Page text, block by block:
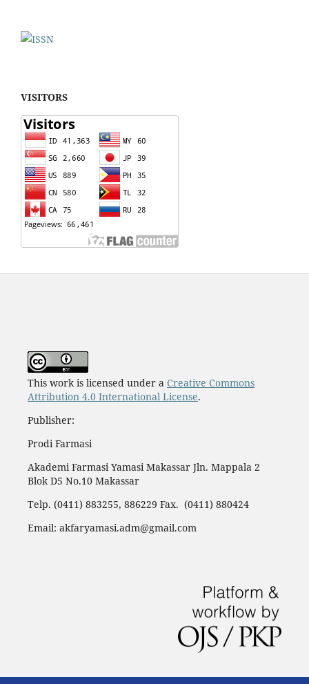
VISITORS
This work is licensed under a Creative Commons
Attribution 4.0 International License.
Publisher:
Prodi Farmasi
Akademi Farmasi Yamasi Makassar Jln. Mappala 2
Blok D5 No.10 Makassar
Telp. (0411) 883255, 886229 Fax. (0411) 880424
Email: akfaryamasi.adm@gmail.com